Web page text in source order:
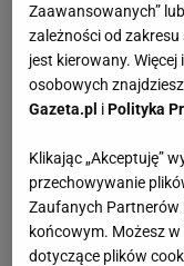
Zaawansowanych”
zależności od
jest kierowany.
osobowych
Gazeta.pl iPolityka
Klikając „Akceptuję”
przechowywanie
Zaufanych Partnerów
końcowym. Możesz
dotyczące plików